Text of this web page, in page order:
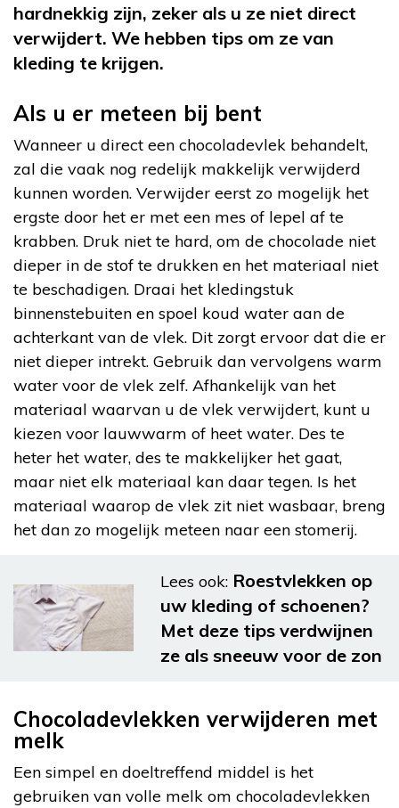
hardnekkig zijn, zeker als u ze niet direct
verwijdert. We hebben tips om ze van
kleding te krijgen.
Als u er meteen bij bent
Wanneer u direct een chocoladevlek behandelt,
zal die vaak nog redelijk makkelijk verwijderd
kunnen worden. Verwijder eerst zo mogelijk het
ergste door het er met een mes of lepel af te
krabben. Druk niet te hard, om de chocolade niet
dieper in de stof te drukken en het materiaal niet
te beschadigen. Draai het kledingstuk
binnenstebuiten en spoel koud water aan de
achterkant van de vlek. Dit zorgt ervoor dat die er
niet dieper intrekt. Gebruik dan vervolgens warm
water voor de vlek zelf. Afhankelijk van het
materiaal waarvan u de vlek verwijdert, kunt u
kiezen voor lauwwarm of heet water. Des te
heter het water, des te makkelijker het gaat,
maar niet elk materiaal kan daar tegen. Is het
materiaal waarop de vlek zit niet wasbaar, breng
het dan zo mogelijk meteen naar een stomerij.
Lees ook: Roestvlekken op
uw kleding of schoenen?
Met deze tips verdwijnen
ze als sneeuw voor de zon
Chocoladevlekken verwijderen met
melk
Een simpel en doeltreffend middel is het
gebruiken van volle melk om chocoladevlekken